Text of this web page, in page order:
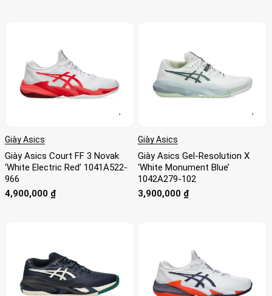
Giày Asics
Giày Asics Court FF 3 Novak
‘White Electric Red’ 1041A522-
966
4,900,000 ₫
Giày Asics
Giày Asics Gel-Resolution X
‘White Monument Blue’
1042A279-102
3,900,000 ₫